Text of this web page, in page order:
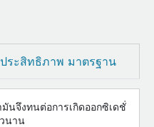
ประสิทธิภาพ มาตรฐาน
จึงทนต่อการเกิดออกซิเดชั่
นาน